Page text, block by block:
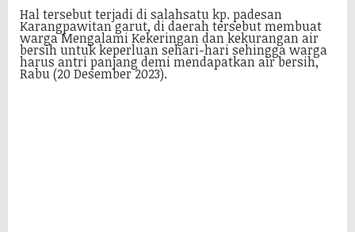
Hal tersebut terjadi di salahsatu kp. padesan
Karangpawitan garut, di daerah tersebut membuat
warga Mengalami Kekeringan dan kekurangan air
bersih untuk keperluan sehari-hari sehingga warga
harus antri panjang demi mendapatkan air bersih,
Rabu (20 Desember 2023).